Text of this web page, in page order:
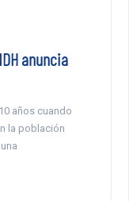
anuncia
años cuando
la población